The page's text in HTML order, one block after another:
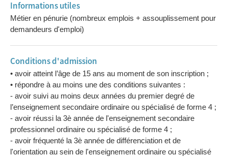
Informations utiles
Métier en pénurie (nombreux emplois + assouplissement pour
demandeurs d'emploi)
Conditions d'admission
• avoir atteint l’âge de 15 ans au moment de son inscription ;
• répondre à au moins une des conditions suivantes :
- avoir suivi au moins deux années du premier degré de
l’enseignement secondaire ordinaire ou spécialisé de forme 4 ;
- avoir réussi la 3è année de l'enseignement secondaire
professionnel ordinaire ou spécialisé de forme 4 ;
- avoir fréquenté la 3è année de différenciation et de
l'orientation au sein de l'enseignement ordinaire ou spécialisé